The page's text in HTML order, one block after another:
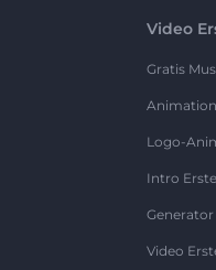
Video
Gratis
Logo-
Intro
Video